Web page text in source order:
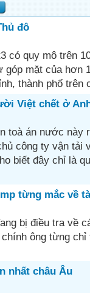
đô
có quy mô trên
mặt của hơn
thành phố
Việt chết ở
toà án nước này
công ty vận tải
biết đây chỉ là
từng mắc về
bị điều tra về
ông từng
nhất châu Âu